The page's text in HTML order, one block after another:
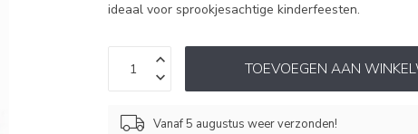
ideaal voor sprookjesachtige kinderfeesten.
TOEVOEGEN AAN
Vanaf 5 augustus weer verzonden!